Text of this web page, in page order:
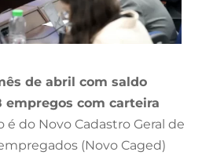
de abril com saldo
empregos com carteira
é do Novo Cadastro Geral de
(Novo Caged)